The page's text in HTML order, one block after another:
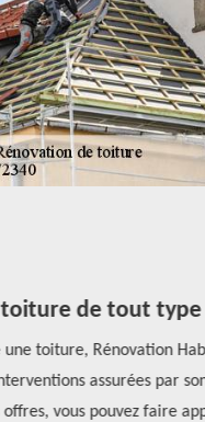
de tout type
toiture, Rénovation
assurées par
vous pouvez faire